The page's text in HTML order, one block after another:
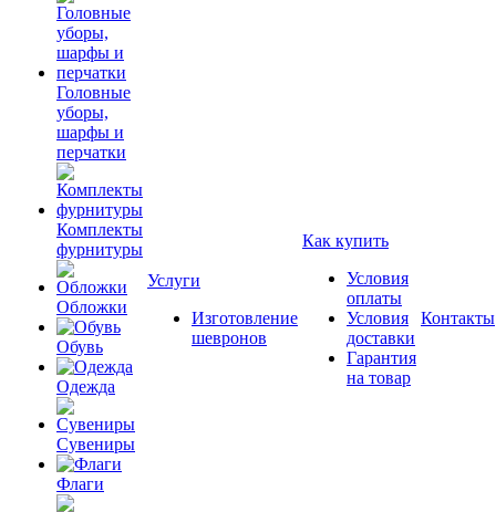
Головные
уборы,
шарфы и
перчатки
Комплекты
фурнитуры
Обложки
Обувь
Одежда
Сувениры
Флаги
Услуги
Изготовление
шевронов
Как купить
Условия
оплаты
Условия
доставки
Гарантия
на товар
Контакты